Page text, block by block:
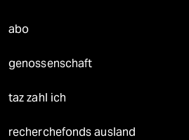
abo
genossenschaft
taz zahl ich
recherchefonds ausland